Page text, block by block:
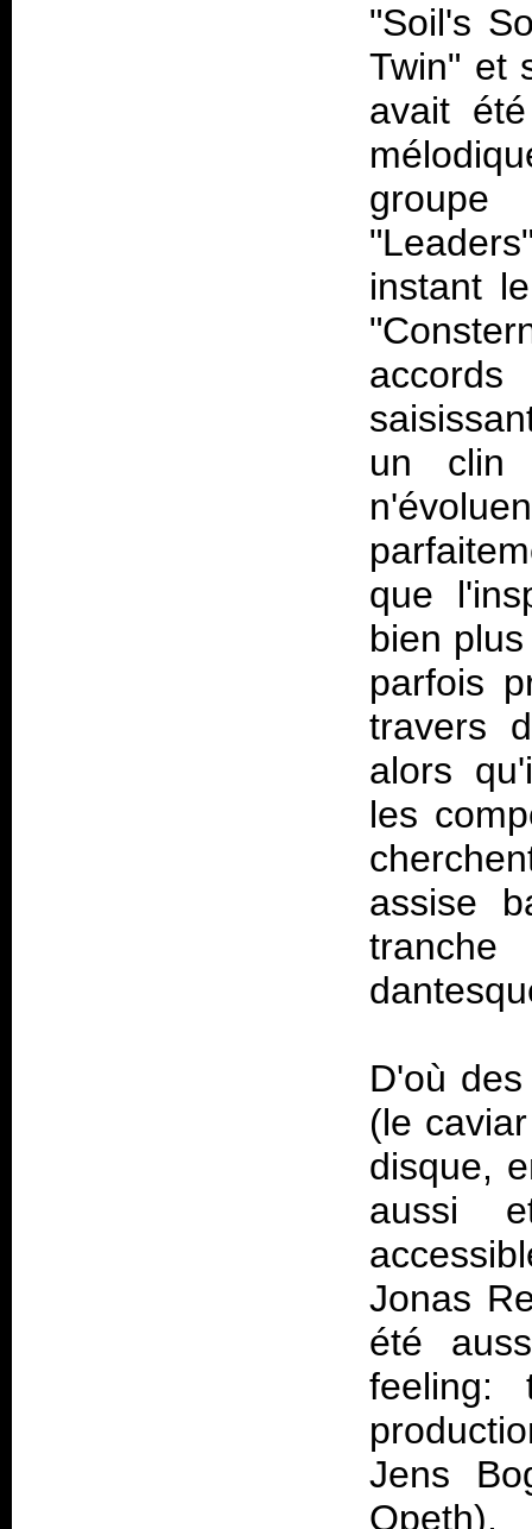
"Soil's
Twin" et
avait
instant
un clin
que
bien
parfois
travers
alors
les
assise
D'où
(le
disque,
aussi
Jonas
été
feeling:
Jens